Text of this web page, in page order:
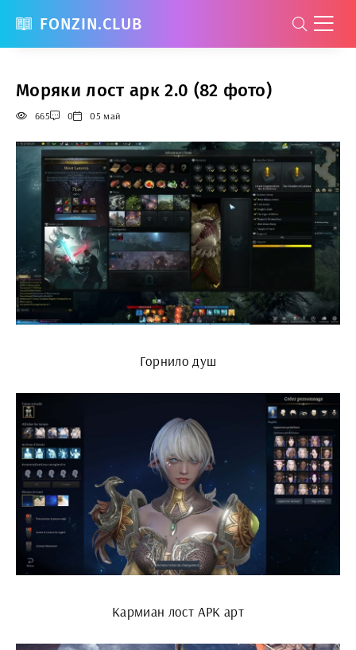
FONZIN.CLUB
Моряки лост арк 2.0 (82 фото)
665 0 05 май
Горнило душ
Кармиан лост АРК арт